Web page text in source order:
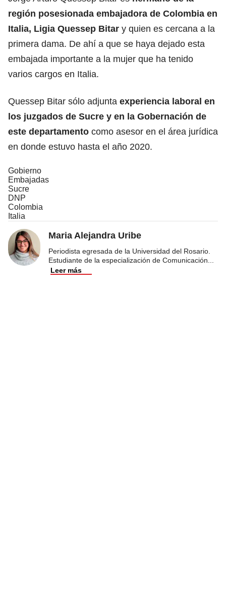
región posesionada embajadora de Colombia en
Italia, Ligia Quessep Bitar y quien es cercana a la
primera dama. De ahí a que se haya dejado esta
embajada importante a la mujer que ha tenido
varios cargos en Italia.
Quessep Bitar sólo adjunta experiencia laboral en
los juzgados de Sucre y en la Gobernación de
este departamento como asesor en el área jurídica
en donde estuvo hasta el año 2020.
Gobierno
Embajadas
Sucre
DNP
Colombia
Italia
Maria Alejandra Uribe
Periodista egresada de la Universidad del Rosario.
Estudiante de la especialización de Comunicación
Leer más